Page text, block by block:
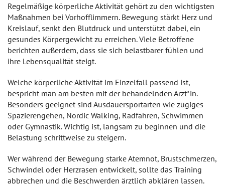
Regelmäßige körperliche Aktivität gehört zu den wichtigsten
Maßnahmen bei Vorhofflimmern. Bewegung stärkt Herz und
Kreislauf, senkt den Blutdruck und unterstützt dabei, ein
gesundes Körpergewicht zu erreichen. Viele Betroffene
berichten außerdem, dass sie sich belastbarer fühlen und
ihre Lebensqualität steigt.
Welche körperliche Aktivität im Einzelfall passend ist,
bespricht man am besten mit der behandelnden Ärzt*in.
Besonders geeignet sind Ausdauersportarten wie zügiges
Spazierengehen, Nordic Walking, Radfahren, Schwimmen
oder Gymnastik. Wichtig ist, langsam zu beginnen und die
Belastung schrittweise zu steigern.
Wer während der Bewegung starke Atemnot, Brustschmerzen,
Schwindel oder Herzrasen entwickelt, sollte das Training
abbrechen und die Beschwerden ärztlich abklären lassen.